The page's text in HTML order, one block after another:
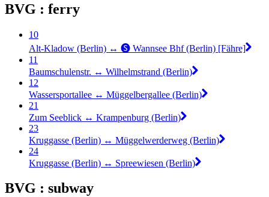
BVG : ferry
10
Alt-Kladow (Berlin) ↔︎ 🅢 Wannsee Bhf (Berlin) [Fähre]
11
Baumschulenstr. ↔︎ Wilhelmstrand (Berlin)
12
Wassersportallee ↔︎ Müggelbergallee (Berlin)
21
Zum Seeblick ↔︎ Krampenburg (Berlin)
23
Kruggasse (Berlin) ↔︎ Müggelwerderweg (Berlin)
24
Kruggasse (Berlin) ↔︎ Spreewiesen (Berlin)
BVG : subway